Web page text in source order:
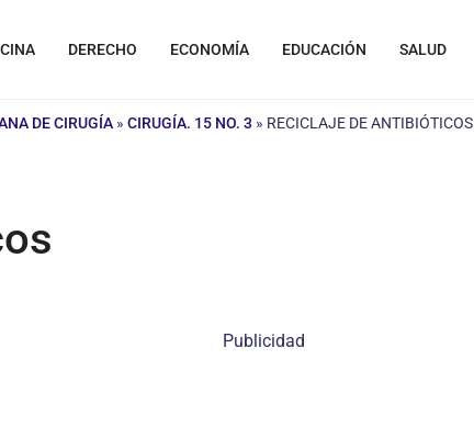
DERECHO ECONOMÍA EDUCACIÓN SALUD
DE CIRUGÍA » CIRUGÍA. 15 NO. 3 » RECICLAJE DE ANTIBIÓTICOS
Publicidad